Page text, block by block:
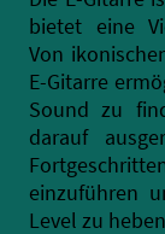
bietet eine
Von
E-Gitarre
Sound zu
darauf
einzuführen
Level zu